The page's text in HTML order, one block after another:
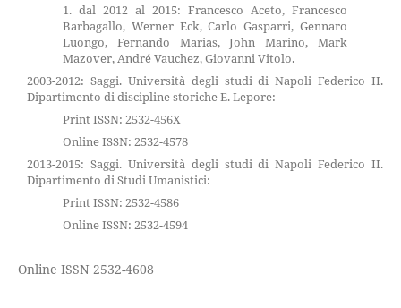
1. dal 2012 al 2015: Francesco Aceto, Francesco
Barbagallo, Werner Eck, Carlo Gasparri, Gennaro
Luongo, Fernando Marias, John Marino, Mark
Mazover, André Vauchez, Giovanni Vitolo.
2003-2012: Saggi. Università degli studi di Napoli Federico II.
Dipartimento di discipline storiche E. Lepore:
Print ISSN: 2532-456X
Online ISSN: 2532-4578
2013-2015: Saggi. Università degli studi di Napoli Federico II.
Dipartimento di Studi Umanistici:
Print ISSN: 2532-4586
Online ISSN: 2532-4594
Online ISSN 2532-4608